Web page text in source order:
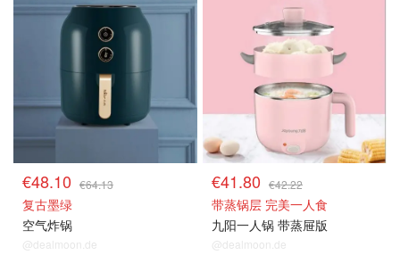
€48.10 €64.13
复古墨绿
空气炸锅
@dealmoon.de
€41.80 €42.22
带蒸锅层 完美一人食
九阳一人锅 带蒸屉版
@dealmoon.de